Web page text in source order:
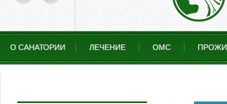
О САНАТОРИИ ЛЕЧЕНИЕ ОМС